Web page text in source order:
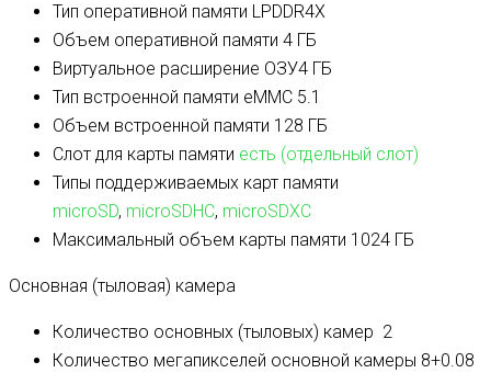
Тип оперативной памяти LPDDR4X
Объем оперативной памяти 4 ГБ
Виртуальное расширение ОЗУ4 ГБ
Тип встроенной памяти eMMC 5.1
Объем встроенной памяти 128 ГБ
Слот для карты памяти есть (отдельный слот)
Типы поддерживаемых карт памяти
microSD, microSDHC, microSDXC
Максимальный объем карты памяти 1024 ГБ
Основная (тыловая) камера
Количество основных (тыловых) камер 2
Количество мегапикселей основной камеры 8+0.08